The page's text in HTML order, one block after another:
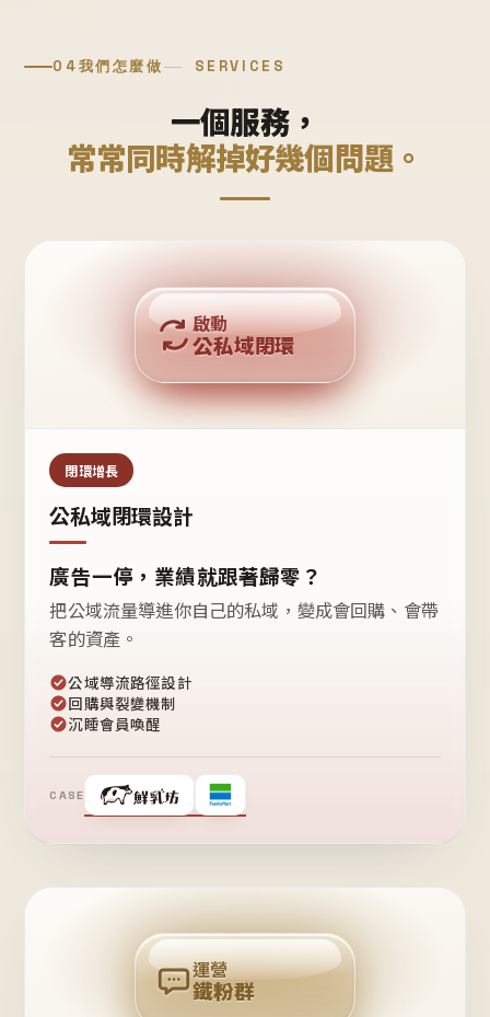
04我們怎麼做 SERVICES
一個服務，
常常同時解掉好幾個問題。
公域流量
私域鐵粉
回購複利
啟動
公私域閉環
閉環增長
公私域閉環設計
廣告一停，業績就跟著歸零？
把公域流量導進你自己的私域，變成會回購、會帶
客的資產。
公域導流路徑設計
回購與裂變機制
沉睡會員喚醒
CASE
❤
粉
回
購
運營
鐵粉群